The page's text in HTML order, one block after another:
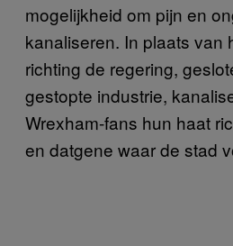
mogelijkheid om pijn en
kanaliseren. In plaats van
richting de regering,
gestopte industrie,
Wrexham-fans hun haat
en datgene waar de stad